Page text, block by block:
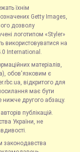
їхнім
Getty Images,
дозволу
логотипом «Styler»
використовуватися на
International.
матеріалів,
обов'язковим є
відкритого для
має бути
нижче другого абзацу.
публікацій.
України, не
законодавства